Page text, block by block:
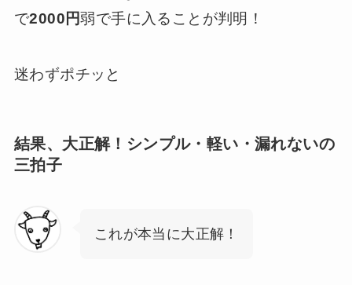
で2000円弱で手に入ることが判明！
迷わずポチッと
結果、大正解！シンプル・軽い・漏れないの
三拍子
これが本当に大正解！